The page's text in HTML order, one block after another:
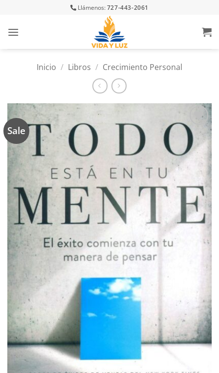
content
Llámenos:727-443-2061
Inicio / Libros / Crecimiento Personal
Sale
Añadir
a la
lista
deseos